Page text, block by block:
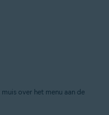
over het menu aan de